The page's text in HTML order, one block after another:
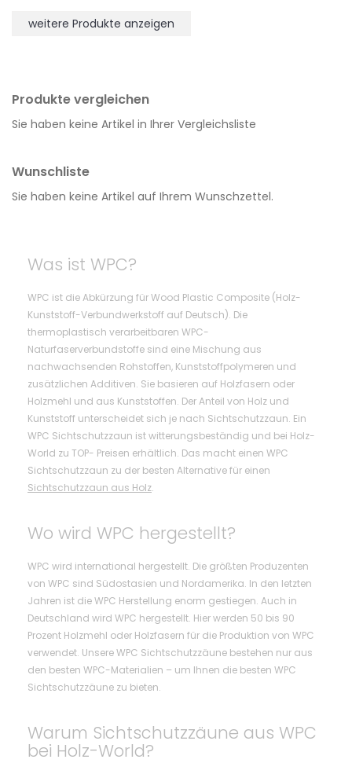
HINZUFÜGEN
HINZUFÜGEN
weitere Produkte anzeigen
Produkte vergleichen
Sie haben keine Artikel in Ihrer Vergleichsliste
Wunschliste
Sie haben keine Artikel auf Ihrem Wunschzettel.
Was ist WPC?
WPC ist die Abkürzung für Wood Plastic Composite (Holz-
Kunststoff-Verbundwerkstoff auf Deutsch). Die
thermoplastisch verarbeitbaren WPC-
Naturfaserverbundstoffe sind eine Mischung aus
nachwachsenden Rohstoffen, Kunststoffpolymeren und
zusätzlichen Additiven. Sie basieren auf Holzfasern oder
Holzmehl und aus Kunststoffen. Der Anteil von Holz und
Kunststoff unterscheidet sich je nach Sichtschutzzaun. Ein
WPC Sichtschutzzaun ist witterungsbeständig und bei Holz-
World zu TOP- Preisen erhältlich. Das macht einen WPC
Sichtschutzzaun zu der besten Alternative für einen
Sichtschutzzaun aus Holz.
Wo wird WPC hergestellt?
WPC wird international hergestellt. Die größten Produzenten
von WPC sind Südostasien und Nordamerika. In den letzten
Jahren ist die WPC Herstellung enorm gestiegen. Auch in
Deutschland wird WPC hergestellt. Hier werden 50 bis 90
Prozent Holzmehl oder Holzfasern für die Produktion von WPC
verwendet. Unsere WPC Sichtschutzzäune bestehen nur aus
den besten WPC-Materialien – um Ihnen die besten WPC
Sichtschutzzäune zu bieten.
Warum Sichtschutzzäune aus WPC
bei Holz-World?